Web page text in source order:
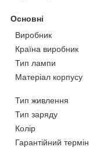
Основні
Виробник
Країна виробник
Тип лампи
Матеріал корпусу
Тип живлення
Тип заряду
Колір
Гарантійний термін